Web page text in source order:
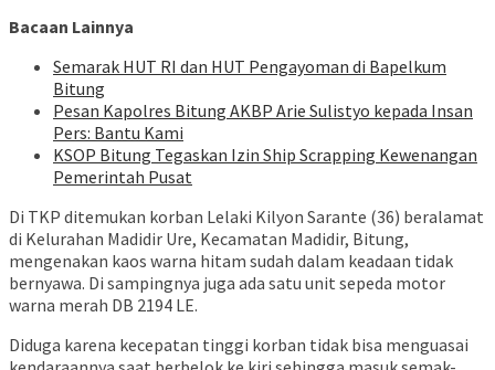
Bacaan Lainnya
Semarak HUT RI dan HUT Pengayoman di Bapelkum
Bitung
Pesan Kapolres Bitung AKBP Arie Sulistyo kepada Insan
Pers: Bantu Kami
KSOP Bitung Tegaskan Izin Ship Scrapping Kewenangan
Pemerintah Pusat
Di TKP ditemukan korban Lelaki Kilyon Sarante (36) beralamat
di Kelurahan Madidir Ure, Kecamatan Madidir, Bitung,
mengenakan kaos warna hitam sudah dalam keadaan tidak
bernyawa. Di sampingnya juga ada satu unit sepeda motor
warna merah DB 2194 LE.
Diduga karena kecepatan tinggi korban tidak bisa menguasai